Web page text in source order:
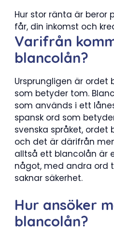
Hur stor ränta är beror
får, din inkomst och
Varifrån
blancolån?
Ursprungligen är ordet
som betyder tom.
som används i ett
spansk ord som
svenska språket, ordet
och det är därifrån
alltså ett blancolån är
något, med andra ord
saknar säkerhet.
Hur ansöker
blancolån?